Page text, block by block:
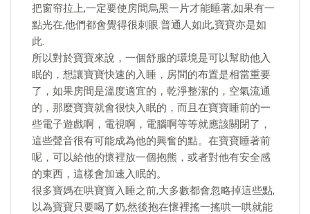
把窗帘拉上,一定要使房間烏黑一片才能睡著,如果有一
點光在,他們都會覺得很刺眼.普通人如此,寶寶亦是如
此.
所以對於寶寶來說，一個舒服的環境是可以幫助他入
眠的，想讓寶寶快速的入睡，房間的布置是相當重要
了，如果房間是溫度適宜的，乾淨整潔的，空氣流通
的，那麼寶寶就會很快入眠的，而且在寶寶睡前的一
些電子遊戲啊，電視啊，電腦啊等等就應該關閉了，
這些聲音很有可能成為他的興奮的點。在寶寶睡著前
呢，可以給他的懷裡放一個抱熊，或者對他有安全感
的東西，這樣會加速入眠的。
很多寶媽在哄寶寶入睡之前,大多數都會忽略掉這些點,
以為寶寶只要喝了奶,然後抱在懷裡搖一搖哄一哄就能